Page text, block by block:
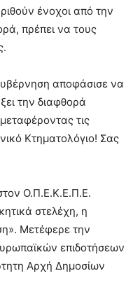
ένοχοι από την
πρέπει να τους
αποφάσισε να
την διαφθορά
τις
Κτηματολόγιο! Σας
Ο.Π.Ε.Κ.Ε.Π.Ε.
στελέχη, η
Μετέφερε την
επιδοτήσεων
Αρχή Δημοσίων